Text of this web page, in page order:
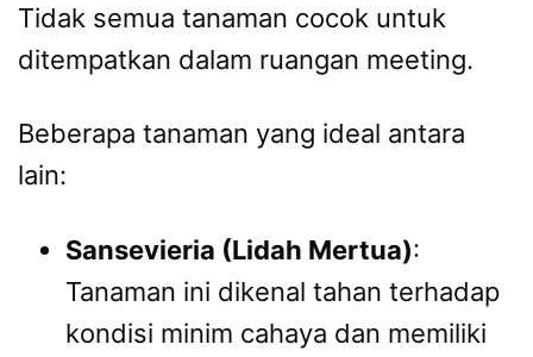
Tidak semua tanaman cocok untuk
ditempatkan dalam ruangan meeting.
Beberapa tanaman yang ideal antara
lain:
Sansevieria (Lidah Mertua):
Tanaman ini dikenal tahan terhadap
kondisi minim cahaya dan memiliki